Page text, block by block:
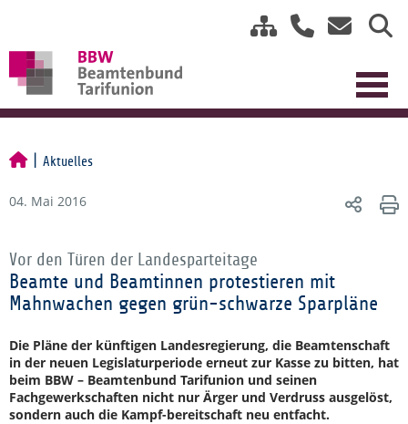
Aktuelles
04. Mai 2016
Vor den Türen der Landesparteitage
Beamte und Beamtinnen protestieren mit
Mahnwachen gegen grün-schwarze Sparpläne
Die Pläne der künftigen Landesregierung, die Beamtenschaft
in der neuen Legislaturperiode erneut zur Kasse zu bitten, hat
beim BBW – Beamtenbund Tarifunion und seinen
Fachgewerkschaften nicht nur Ärger und Verdruss ausgelöst,
sondern auch die Kampf-bereitschaft neu entfacht.